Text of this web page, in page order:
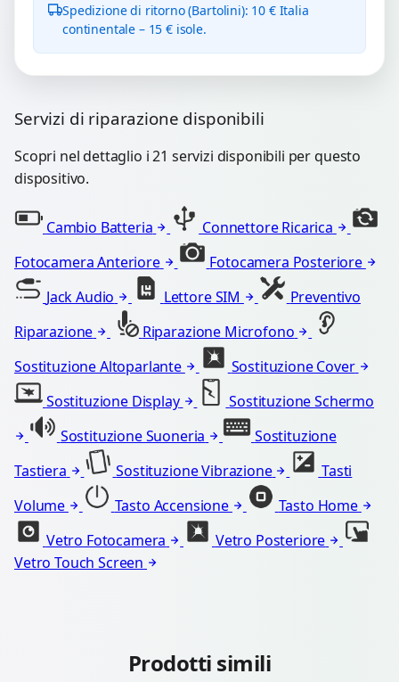
Spedizione di ritorno (Bartolini): 10 € Italia
continentale – 15 € isole.
Servizi di riparazione disponibili
Scopri nel dettaglio i 21 servizi disponibili per questo
dispositivo.
Cambio Batteria
Connettore Ricarica
Fotocamera Anteriore
Fotocamera Posteriore
Jack Audio
Lettore SIM
Preventivo
Riparazione
Riparazione Microfono
Sostituzione Altoparlante
Sostituzione Cover
Sostituzione Display
Sostituzione Schermo
Sostituzione Suoneria
Sostituzione
Tastiera
Sostituzione Vibrazione
Tasti
Volume
Tasto Accensione
Tasto Home
Vetro Fotocamera
Vetro Posteriore
Vetro Touch Screen
Prodotti simili